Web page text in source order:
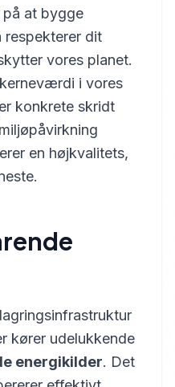
på at bygge
respekterer dit
vores planet.
i vores
konkrete skridt
en højkvalitets,
kører udelukkende
energikilder. Det